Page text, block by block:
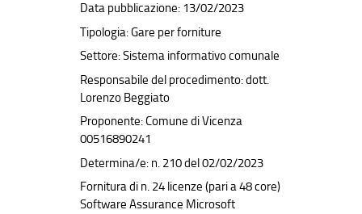
Data pubblicazione: 13/02/2023
Tipologia: Gare per forniture
Settore: Sistema informativo comunale
Responsabile del procedimento: dott.
Lorenzo Beggiato
Proponente: Comune di Vicenza
00516890241
Determina/e: n. 210 del 02/02/2023
Fornitura di n. 24 licenze (pari a 48 core)
Software Assurance Microsoft